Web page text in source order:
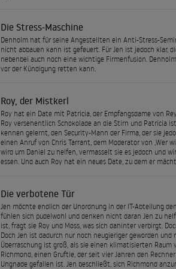
Die Stress-Maschine
Denholm hat für seine Angestellten ein Anti-Stress-
nicht abbauen kann ist gefeuert. Für Jen ist jedoch klar,
nebenbei auch noch eine wichtige Firmenfusion.
vor der Kündigung retten kann.
Roy, der Mistkerl
Roy hat ein Date mit Patricia, der Empfangsdame von
Roy versehentlich Schokolade an die Stirn und Patricia
kennen gelernt, den Security-Mann der Firma, der sie
einen Anruf von Chris Tarrant, dem Moderator von ‚Wer
wird um Daniel zu helfen, vermasselt sie es jedoch und
essen. Und auch Roy hat ein neues Date, zu dem er
Die verbotene Tür
Jen möchte endlich der Unordnung in der IT-Abteilung
fühlen sich pudelwohl und denken nicht daran Jen zu
ist, fragt sie Roy und Moss, was sich dahinter verbirgt.
Doch Jen ist dadurch nur noch neugieriger geworden
Überraschung ist groß, als sie einen klimatisierten
Richmond, einen Gruftie, der seit vier Jahren den
Ungnade gefallen ist. Jen beschließt, sich Richmond